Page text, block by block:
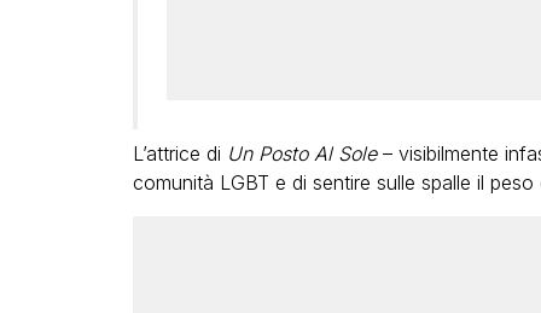
L’attrice di Un Posto Al Sole– visibilmente
comunità LGBT e di sentire sulle spalle il